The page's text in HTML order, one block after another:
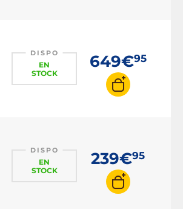
DISPO
EN
STOCK
649€95
DISPO
EN
STOCK
239€95